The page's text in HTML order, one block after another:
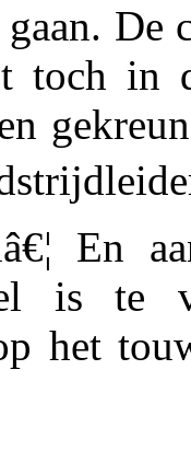
De
toch in
En
is te
het